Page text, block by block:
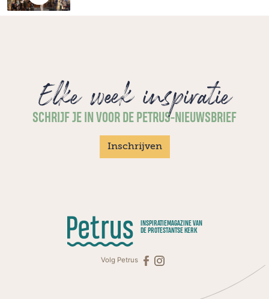
Elke week inspiratie
SCHRIJF JE IN VOOR DE PETRUS-NIEUWSBRIEF
Inschrijven
INSPIRATIEMAGAZINE VAN
DE PROTESTANTSE KERK
Volg Petrus